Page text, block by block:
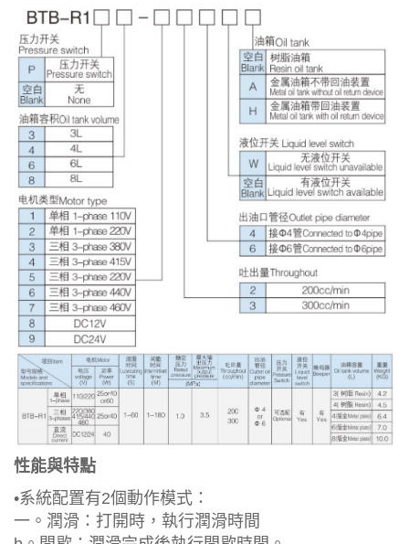
性能與特點
•系統配置有2個動作模式：
一。潤滑：打開時，執行潤滑時間